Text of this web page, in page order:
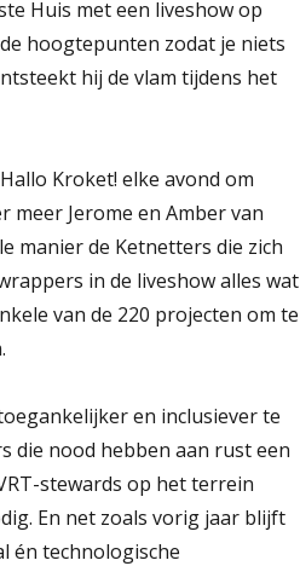
Huis met een liveshow op
hoogtepunten zodat je niets
hij de vlam tijdens het
Kroket! elke avond om
meer Jerome en Amber van
manier de Ketnetters die zich
in de liveshow alles wat
van de 220 projecten om te
en inclusiever te
die nood hebben aan rust een
stewards op het terrein
En net zoals vorig jaar blijft
én technologische